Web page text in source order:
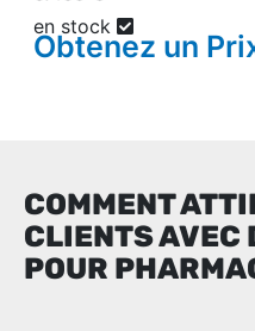
en stock
Obtenez un
COMMENT
CLIENTS AVEC
POUR